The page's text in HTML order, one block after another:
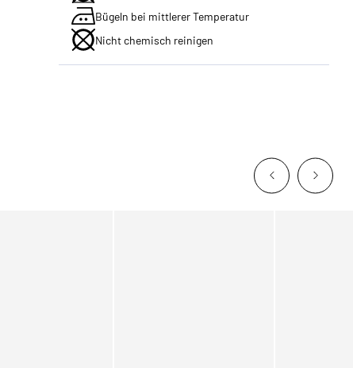
Bügeln bei mittlerer Temperatur
Nicht chemisch reinigen